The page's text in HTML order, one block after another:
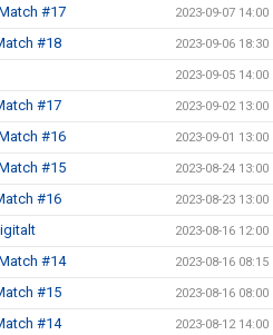
#17 2023-09-07 14:00
#18 2023-09-06 18:30
2023-09-05 14:00
#17 2023-09-02 13:00
#16 2023-09-01 13:00
#15 2023-08-24 13:00
#16 2023-08-23 13:00
2023-08-16 12:00
#14 2023-08-16 08:15
#15 2023-08-16 08:00
#14 2023-08-12 14:00